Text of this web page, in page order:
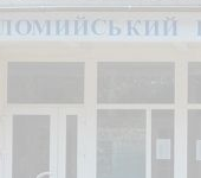
Перейти
до